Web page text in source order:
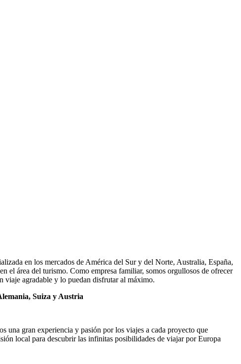
en los mercados de América del Sur y del Norte, Australia, España,
área del turismo. Como empresa familiar, somos orgullosos de ofrecer
viaje agradable y lo puedan disfrutar al máximo.
Suiza y Austria
una gran experiencia y pasión por los viajes a cada proyecto que
local para descubrir las infinitas posibilidades de viajar por Europa